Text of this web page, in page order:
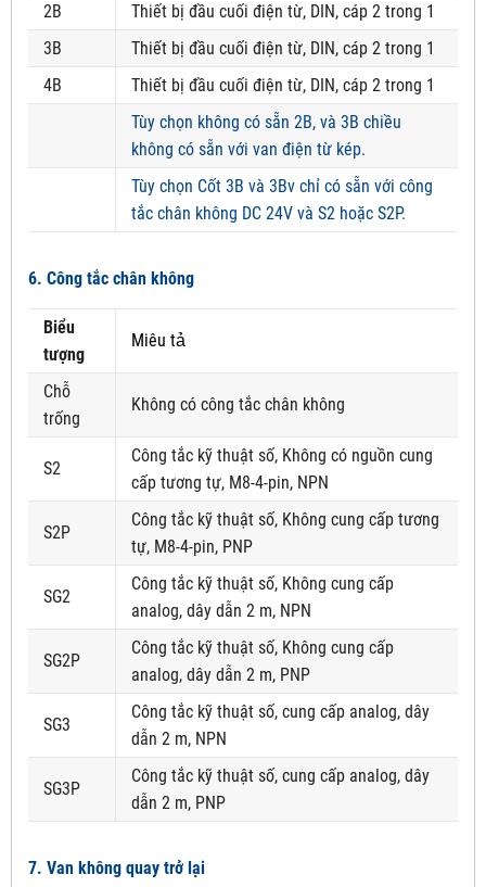
2B
Thiết bị đầu cuối điện từ, DIN, cáp 2 trong 1
3B
Thiết bị đầu cuối điện từ, DIN, cáp 2 trong 1
4B
Thiết bị đầu cuối điện từ, DIN, cáp 2 trong 1
Tùy chọn không có sẵn 2B, và 3B chiều
không có sẵn với van điện từ kép.
Tùy chọn Cốt 3B và 3Bv chỉ có sẵn với công
tắc chân không DC 24V và S2 hoặc S2P.
6. Công tắc chân không
Biểu
tượng
Miêu tả
Chỗ
trống
Không có công tắc chân không
S2
Công tắc kỹ thuật số, Không có nguồn cung
cấp tương tự, M8-4-pin, NPN
S2P
Công tắc kỹ thuật số, Không cung cấp tương
tự, M8-4-pin, PNP
SG2
Công tắc kỹ thuật số, Không cung cấp
analog, dây dẫn 2 m, NPN
SG2P
Công tắc kỹ thuật số, Không cung cấp
analog, dây dẫn 2 m, PNP
SG3
Công tắc kỹ thuật số, cung cấp analog, dây
dẫn 2 m, NPN
SG3P
Công tắc kỹ thuật số, cung cấp analog, dây
dẫn 2 m, PNP
7. Van không quay trở lại